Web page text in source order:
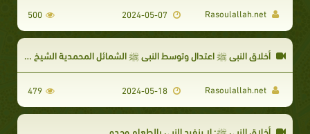
500
أخلاق النبي ﷺ اعتدال وتوسط النبي ﷺ الشمائل المحمدية الشيخ حسن الحسيني
2024-05-18
479
أخلاق النبي ﷺ: لا ينفرد النبي بالطعام وحده